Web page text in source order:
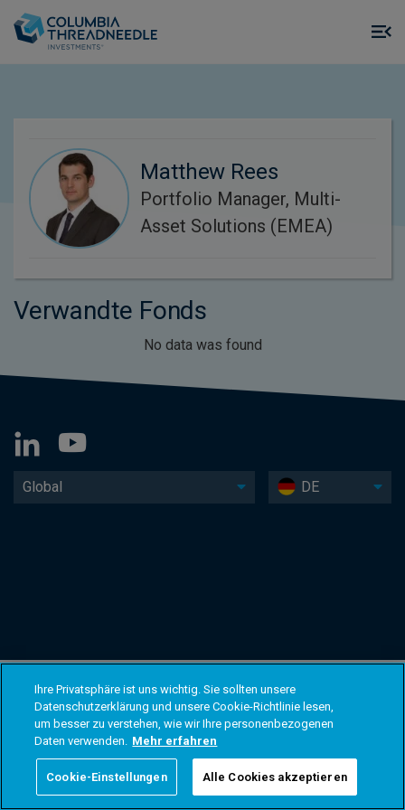
Matthew Rees
Portfolio Manager, Multi-
Asset Solutions (EMEA)
Verwandte Fonds
No data was found
Global DE
Ihre Privatsphäre ist uns wichtig. Sie sollten unsere
Datenschutzerklärung und unsere Cookie-Richtlinie lesen,
um besser zu verstehen, wie wir Ihre personenbezogenen
Daten verwenden. Mehr erfahren
Cookie-Einstellungen Alle Cookies akzeptieren